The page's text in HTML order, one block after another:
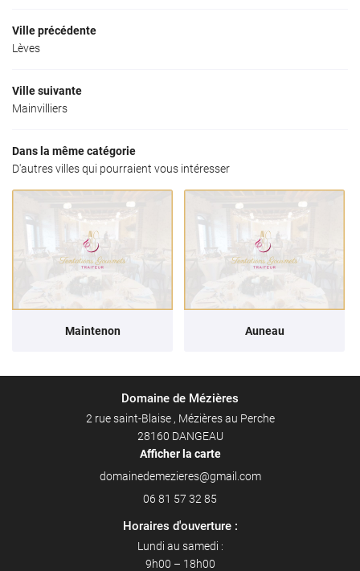
Ville précédente
Lèves
Ville suivante
Mainvilliers
Dans la même catégorie
D'autres villes qui pourraient vous intéresser
Maintenon Auneau
Domaine de Mézières
2 rue saint-Blaise , Mézières au Perche
28160 DANGEAU
Afficher la carte
06 81 57 32 85
Horaires d'ouverture :
Lundi au samedi :
9h00 – 18h00